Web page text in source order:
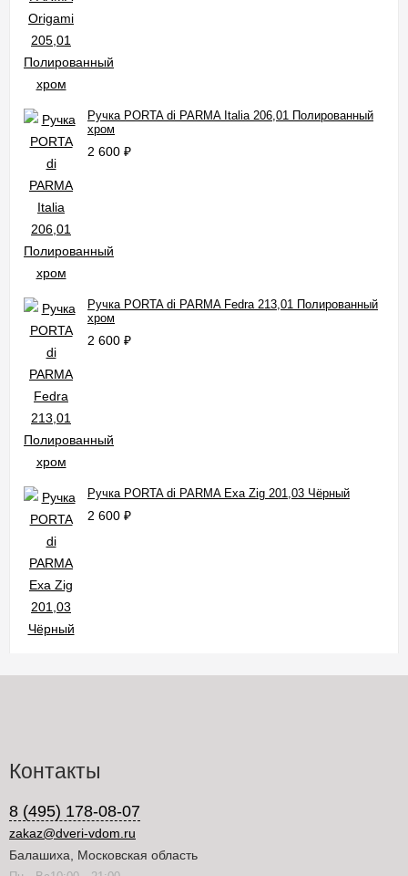
Ручка PORTA di PARMA Italia 206,01 Полированный
хром
2 600 ₽
Ручка PORTA di PARMA Fedra 213,01 Полированный
хром
2 600 ₽
Ручка PORTA di PARMA Exa Zig 201,03 Чёрный
2 600 ₽
Контакты
8 (495) 178-08-07
zakaz@dveri-vdom.ru
Балашиха, Московская область